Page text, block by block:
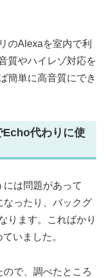
のAlexaを室内で利
質やハイレゾ対応を
簡単に高音質にでき
Echo代わりに使
は問題があって
ったり、バックグ
ります。こればかり
いました。
で、調べたところ